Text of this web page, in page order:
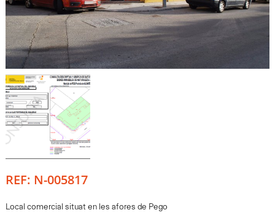
REF: N-005817
Local comercial situat en les afores de Pego